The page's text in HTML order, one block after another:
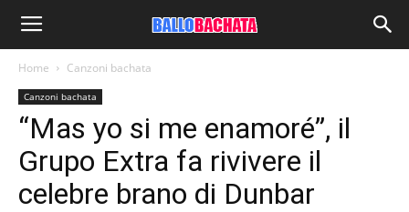
Home Canzoni bachata
Canzoni bachata
“Mas yo si me enamoré”, il
Grupo Extra fa rivivere il
celebre brano di Dunbar